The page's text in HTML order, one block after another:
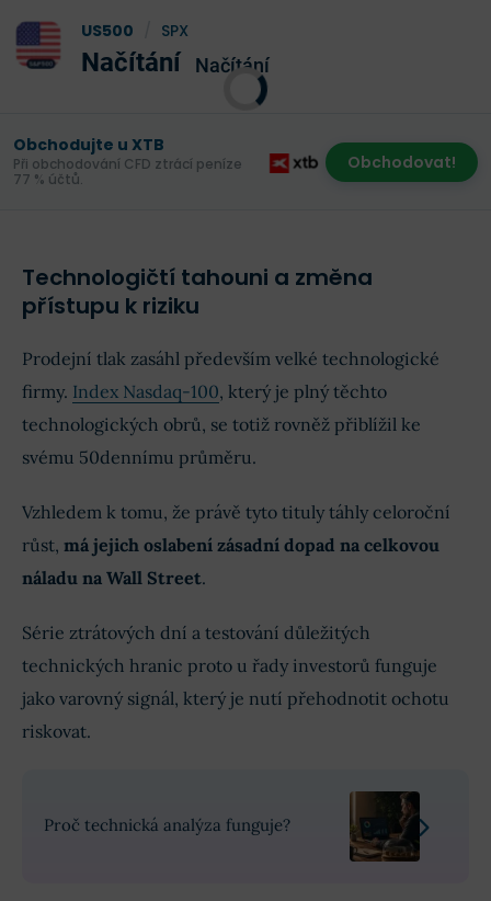
US500 SPX
Načítání Načítání
Obchodujte u XTB
Při obchodování CFD ztrácí peníze
77 % účtů.
Obchodovat!
Technologičtí tahouni a změna
přístupu k riziku
Prodejní tlak zasáhl především velké technologické
firmy. Index Nasdaq-100, který je plný těchto
technologických obrů, se totiž rovněž přiblížil ke
svému 50dennímu průměru.
Vzhledem k tomu, že právě tyto tituly táhly celoroční
růst, má jejich oslabení zásadní dopad na celkovou
náladu na Wall Street.
Série ztrátových dní a testování důležitých
technických hranic proto u řady investorů funguje
jako varovný signál, který je nutí přehodnotit ochotu
riskovat.
Proč technická analýza funguje?